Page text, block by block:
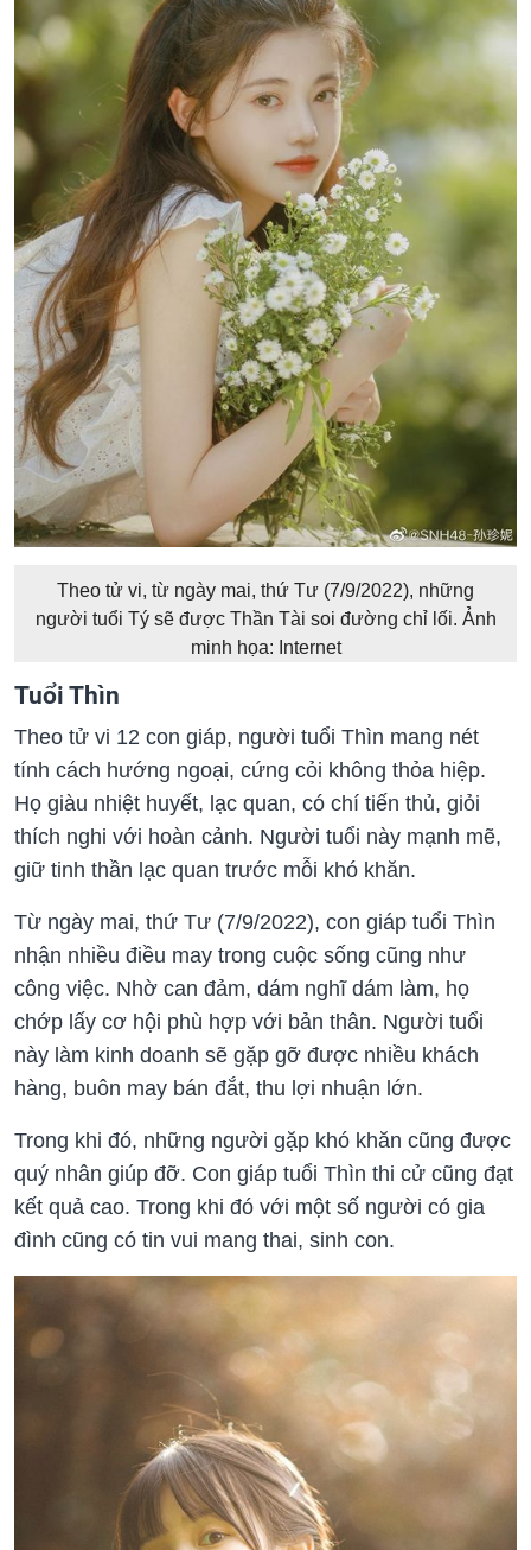
Theo tử vi, từ ngày mai, thứ Tư (7/9/2022), những
người tuổi Tý sẽ được Thần Tài soi đường chỉ lối. Ảnh
minh họa: Internet
Tuổi Thìn
Theo tử vi 12 con giáp, người tuổi Thìn mang nét
tính cách hướng ngoại, cứng cỏi không thỏa hiệp.
Họ giàu nhiệt huyết, lạc quan, có chí tiến thủ, giỏi
thích nghi với hoàn cảnh. Người tuổi này mạnh mẽ,
giữ tinh thần lạc quan trước mỗi khó khăn.
Từ ngày mai, thứ Tư (7/9/2022), con giáp tuổi Thìn
nhận nhiều điều may trong cuộc sống cũng như
công việc. Nhờ can đảm, dám nghĩ dám làm, họ
chớp lấy cơ hội phù hợp với bản thân. Người tuổi
này làm kinh doanh sẽ gặp gỡ được nhiều khách
hàng, buôn may bán đắt, thu lợi nhuận lớn.
Trong khi đó, những người gặp khó khăn cũng được
quý nhân giúp đỡ. Con giáp tuổi Thìn thi cử cũng đạt
kết quả cao. Trong khi đó với một số người có gia
đình cũng có tin vui mang thai, sinh con.